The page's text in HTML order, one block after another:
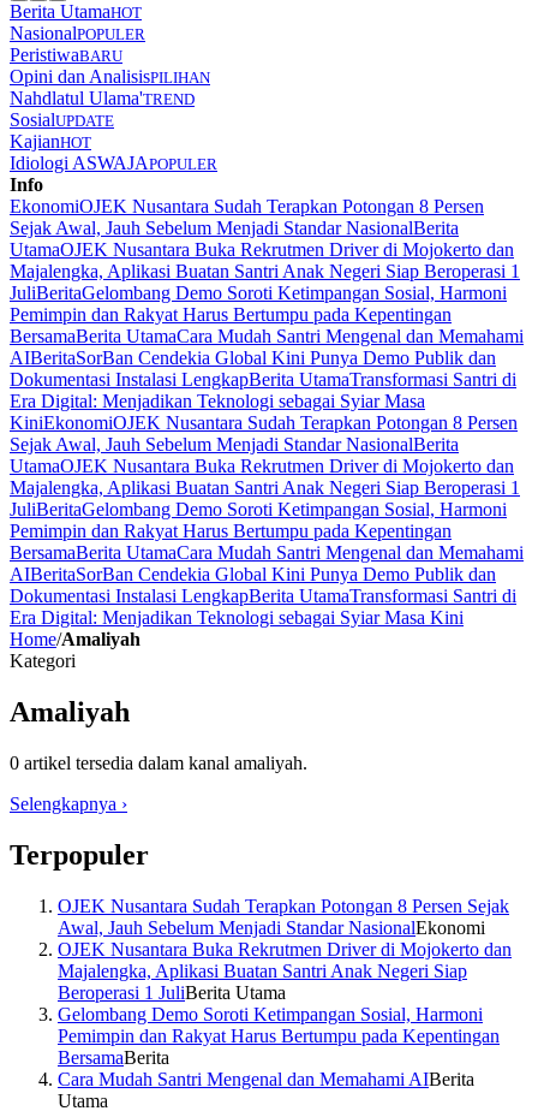
Berita UtamaHOT
NasionalPOPULER
PeristiwaBARU
Opini dan AnalisisPILIHAN
Nahdlatul Ulama'TREND
SosialUPDATE
KajianHOT
Idiologi ASWAJAPOPULER
Info
EkonomiOJEK Nusantara Sudah Terapkan Potongan 8 Persen
Sejak Awal, Jauh Sebelum Menjadi Standar NasionalBerita
UtamaOJEK Nusantara Buka Rekrutmen Driver di Mojokerto dan
Majalengka, Aplikasi Buatan Santri Anak Negeri Siap Beroperasi 1
JuliBeritaGelombang Demo Soroti Ketimpangan Sosial, Harmoni
Pemimpin dan Rakyat Harus Bertumpu pada Kepentingan
BersamaBerita UtamaCara Mudah Santri Mengenal dan Memahami
AIBeritaSorBan Cendekia Global Kini Punya Demo Publik dan
Dokumentasi Instalasi LengkapBerita UtamaTransformasi Santri di
Era Digital: Menjadikan Teknologi sebagai Syiar Masa
KiniEkonomiOJEK Nusantara Sudah Terapkan Potongan 8 Persen
Sejak Awal, Jauh Sebelum Menjadi Standar NasionalBerita
UtamaOJEK Nusantara Buka Rekrutmen Driver di Mojokerto dan
Majalengka, Aplikasi Buatan Santri Anak Negeri Siap Beroperasi 1
JuliBeritaGelombang Demo Soroti Ketimpangan Sosial, Harmoni
Pemimpin dan Rakyat Harus Bertumpu pada Kepentingan
BersamaBerita UtamaCara Mudah Santri Mengenal dan Memahami
AIBeritaSorBan Cendekia Global Kini Punya Demo Publik dan
Dokumentasi Instalasi LengkapBerita UtamaTransformasi Santri di
Era Digital: Menjadikan Teknologi sebagai Syiar Masa Kini
Home/Amaliyah
Kategori
Amaliyah
0 artikel tersedia dalam kanal amaliyah.
Selengkapnya ›
Terpopuler
OJEK Nusantara Sudah Terapkan Potongan 8 Persen Sejak
Awal, Jauh Sebelum Menjadi Standar NasionalEkonomi
OJEK Nusantara Buka Rekrutmen Driver di Mojokerto dan
Majalengka, Aplikasi Buatan Santri Anak Negeri Siap
Beroperasi 1 JuliBerita Utama
Gelombang Demo Soroti Ketimpangan Sosial, Harmoni
Pemimpin dan Rakyat Harus Bertumpu pada Kepentingan
BersamaBerita
Cara Mudah Santri Mengenal dan Memahami AIBerita
Utama